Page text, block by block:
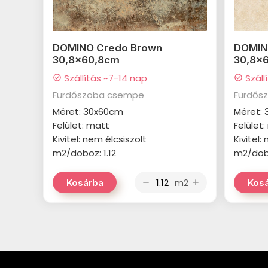
DOMINO Credo Brown
30,8x60,8cm
check_circle Szállítás ~7-14 nap
Fürdőszoba csempe
Méret: 30x60cm
Felület: matt
Kivitel: nem élcsiszolt
m2/doboz: 1.12
Kosárba remove m2 add
check_circle
Méret:
Kivitel:
m2/